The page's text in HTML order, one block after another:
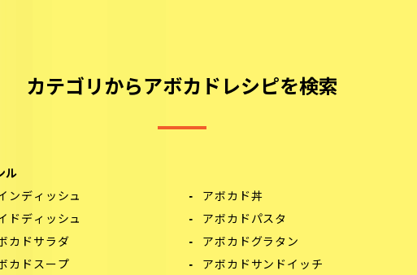
カテゴリからアボカドレシピを検索
ル
ンディッシュ
ドディッシュ
カドサラダ
カドスープ
アボカド丼
アボカドパスタ
アボカドグラタン
アボカドサンドイッチ